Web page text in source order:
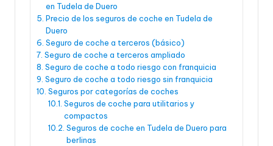
en Tudela de Duero
Precio de los seguros de coche en Tudela de
Duero
Seguro de coche a terceros (básico)
Seguro de coche a terceros ampliado
Seguro de coche a todo riesgo con franquicia
Seguro de coche a todo riesgo sin franquicia
Seguros por categorías de coches
Seguros de coche para utilitarios y
compactos
Seguros de coche en Tudela de Duero para
berlinas